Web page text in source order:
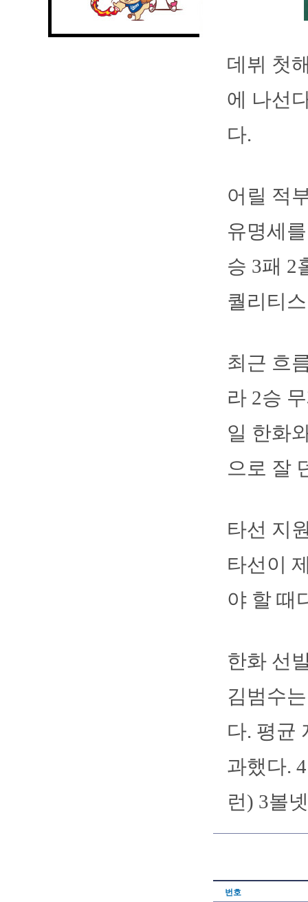
데뷔 첫
에 나선
다.
어릴 적
유명세
승 3패 2
퀄리티
최근 흐
라 2승
일 한화
으로 잘
타선 지
타선이
야 할 때
한화 선
김범수
다. 평균
과했다.
런) 3볼
번호